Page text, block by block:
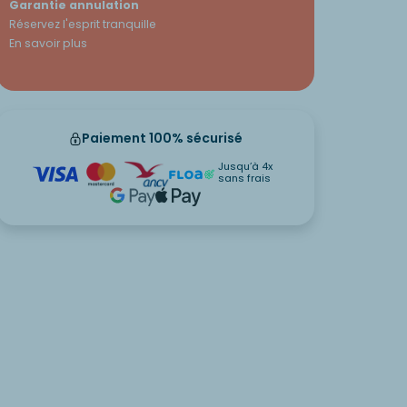
Garantie annulation
Réservez l'esprit tranquille
En savoir plus
Paiement 100% sécurisé
Jusqu’à 4x
sans frais